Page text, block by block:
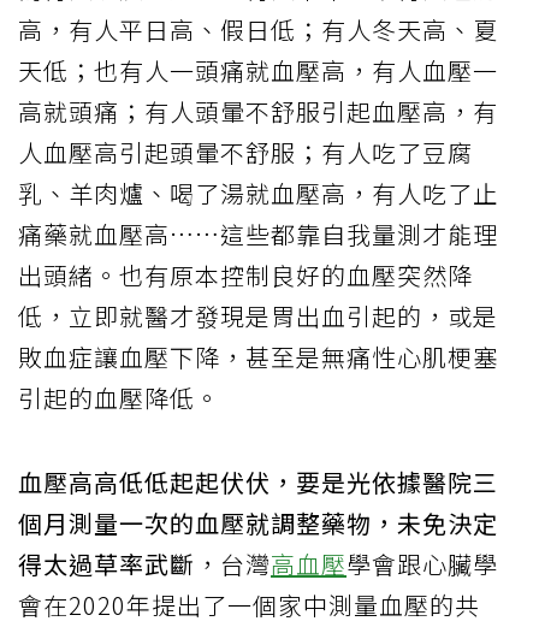
高，有人平日高、假日低；有人冬天高、夏
天低；也有人一頭痛就血壓高，有人血壓一
高就頭痛；有人頭暈不舒服引起血壓高，有
人血壓高引起頭暈不舒服；有人吃了豆腐
乳、羊肉爐、喝了湯就血壓高，有人吃了止
痛藥就血壓高……這些都靠自我量測才能理
出頭緒。也有原本控制良好的血壓突然降
低，立即就醫才發現是胃出血引起的，或是
敗血症讓血壓下降，甚至是無痛性心肌梗塞
引起的血壓降低。
血壓高高低低起起伏伏，要是光依據醫院三
個月測量一次的血壓就調整藥物，未免決定
得太過草率武斷 ，台灣高血壓學會跟心臟學
會在2020年提出了一個家中測量血壓的共